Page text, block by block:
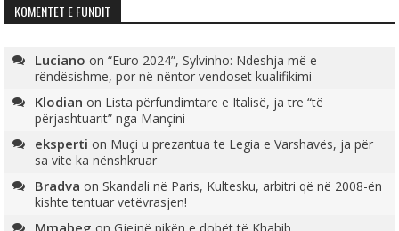
KOMENTET E FUNDIT
Luciano on“Euro 2024”, Sylvinho: Ndeshja më e
rëndësishme, por në nëntor vendoset kualifikimi
Klodian on Lista përfundimtare e Italisë, ja tre “të
përjashtuarit” nga Mançini
eksperti on Muçi u prezantua te Legia e Varshavës, ja për
sa vite ka nënshkruar
Bradva onSkandali në Paris, Kultesku, arbitri që në 2008-ën
kishte tentuar vetëvrasjen!